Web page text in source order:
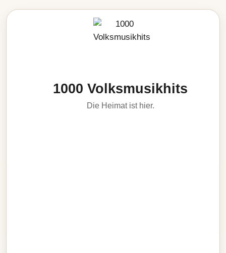
1000 Volksmusikhits
Die Heimat ist hier.